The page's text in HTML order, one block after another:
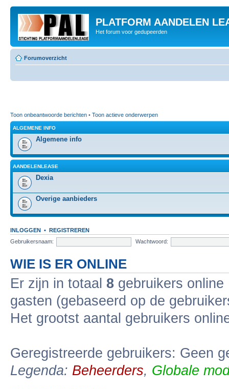
PLATFORM AANDELEN
Het forum voor gedupeerden
Forumoverzicht
Toon onbeantwoorde berichten • Toon actieve onderwerpen
ALGEMENE INFO
Algemene info
AANDELENLEASE
Dexia
Overige aanbieders
INLOGGEN • REGISTREREN
Gebruikersnaam:
Wachtwoord:
WIE IS ER ONLINE
Er zijn in totaal 8 gebruikers
gasten (gebaseerd op de
Het grootst aantal gebruikers
Geregistreerde gebruikers: Geen
Legenda: Beheerders, Globale